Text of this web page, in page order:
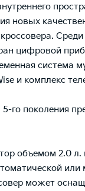
новых
цифровой
система
и комплекс
го поколения
объемом 2.0
может